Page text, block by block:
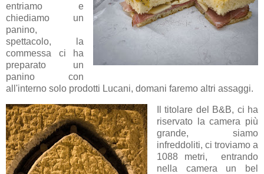
entriamo e
chiediamo un
panino,
spettacolo, la
commessa ci ha
preparato un
panino con
all'interno solo prodotti Lucani, domani faremo altri assaggi.
Il titolare del B&B, ci ha
riservato la camera più
grande, siamo
infreddoliti, ci troviamo a
1088 metri, entrando
nella camera un bel